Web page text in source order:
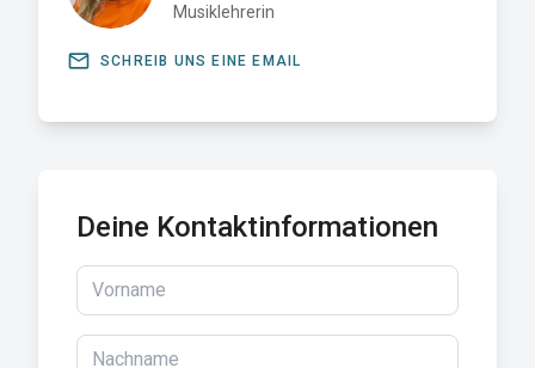
Musiklehrerin
email SCHREIB UNS EINE EMAIL
Deine Kontaktinformationen